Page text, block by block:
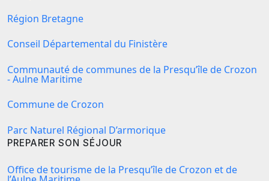
Région Bretagne
Conseil Départemental du Finistère
Communauté de communes de la Presqu’île de Crozon
- Aulne Maritime
Commune de Crozon
Parc Naturel Régional D’armorique
PREPARER SON SÉJOUR
Office de tourisme de la Presqu’île de Crozon et de